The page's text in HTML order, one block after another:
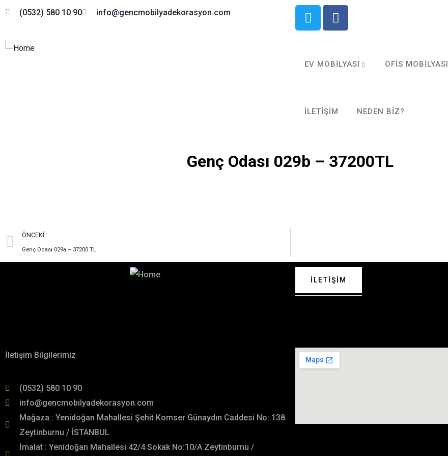
(0532) 580 10 90 info@gencmobilyadekorasyon.com
EV MOBILYASI OFIS MOBILYASI
İLETIŞIM NEDEN BIZ?
Genç Odası 029b – 37200TL
ÖNCEKI
Genç Odası 029a – 37200 TL
İLETIŞIM
İletişim Bilgilerimiz
(0532) 580 10 90
info@gencmobilyadekorasyon.com
Mağaza : Yenidoğan Mahallesi Şehit Komser Günaydın Caddesi No: 138
Zeytinburnu / İSTANBUL
İmalat : Yenidoğan Mahallesi 42/4 Sokak No:10/A Zeytinburnu /